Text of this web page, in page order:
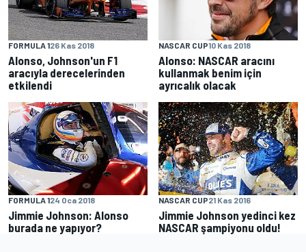
FORMULA 126 Kas 2018
Alonso, Johnson'un F1
aracıyla derecelerinden
etkilendi
NASCAR CUP10 Kas 2018
Alonso: NASCAR aracını
kullanmak benim için
ayrıcalık olacak
FORMULA 124 Oca 2018
Jimmie Johnson: Alonso
burada ne yapıyor?
NASCAR CUP21 Kas 2016
Jimmie Johnson yedinci kez
NASCAR şampiyonu oldu!